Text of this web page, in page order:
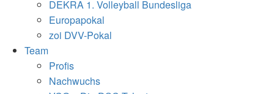
DEKRA 1. Volleyball Bundesliga
Europapokal
zoi DVV-Pokal
Team
Profis
Nachwuchs